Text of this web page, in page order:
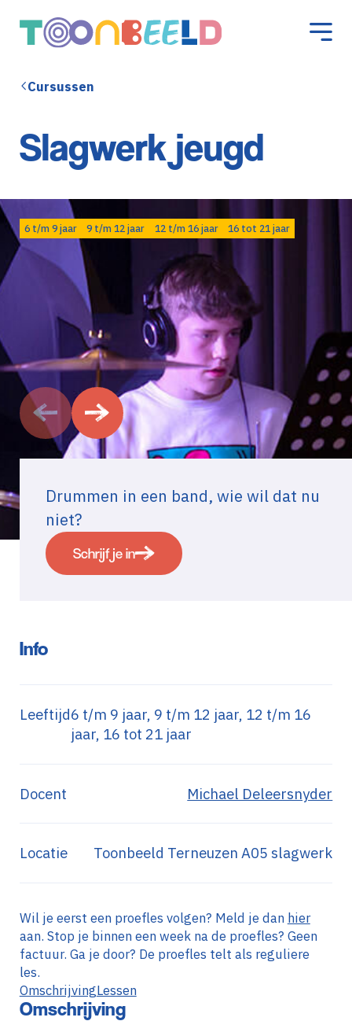
Cursussen
Slagwerk jeugd
6 t/m 9 jaar 9 t/m 12 jaar 12 t/m 16 jaar 16 tot 21 jaar
Drummen in een band, wie wil dat nu
niet?
Schrijf je in
OmschrijvingLessen
Omschrijving
Info
Leeftijd6 t/m 9 jaar, 9 t/m 12 jaar, 12 t/m 16
jaar, 16 tot 21 jaar
Docent Michael Deleersnyder
Locatie Toonbeeld Terneuzen A05 slagwerk
Wil je eerst een proefles volgen? Meld je dan hier
aan. Stop je binnen een week na de proefles? Geen
factuur. Ga je door? De proefles telt als reguliere
les.